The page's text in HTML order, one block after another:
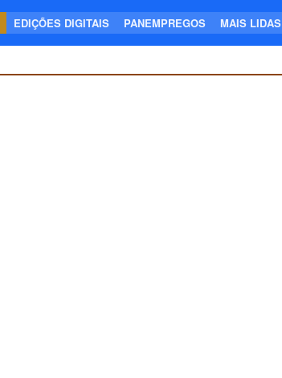
EDIÇÕES DIGITAIS PANEMPREGOS MAIS LIDAS